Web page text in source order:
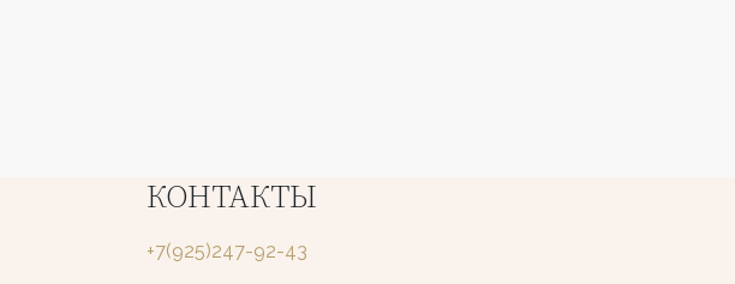
КОНТАКТЫ
+7(925)247-92-43